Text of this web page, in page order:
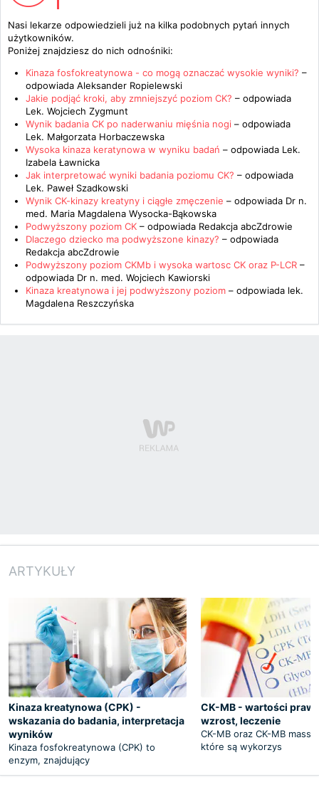
Nasi lekarze odpowiedzieli już na kilka podobnych pytań innych
użytkowników.
Poniżej znajdziesz do nich odnośniki:
Kinaza fosfokreatynowa - co mogą oznaczać wysokie wyniki? –
odpowiada Aleksander Ropielewski
Jakie podjąć kroki, aby zmniejszyć poziom CK? – odpowiada
Lek. Wojciech Zygmunt
Wynik badania CK po naderwaniu mięśnia nogi – odpowiada
Lek. Małgorzata Horbaczewska
Wysoka kinaza keratynowa w wyniku badań – odpowiada Lek.
Izabela Ławnicka
Jak interpretować wyniki badania poziomu CK? – odpowiada
Lek. Paweł Szadkowski
Wynik CK-kinazy kreatyny i ciągłe zmęczenie – odpowiada Dr n.
med. Maria Magdalena Wysocka-Bąkowska
Podwyższony poziom CK – odpowiada Redakcja abcZdrowie
Dlaczego dziecko ma podwyższone kinazy? – odpowiada
Redakcja abcZdrowie
Podwyższony poziom CKMb i wysoka wartosc CK oraz P-LCR –
odpowiada Dr n. med. Wojciech Kawiorski
Kinaza kreatynowa i jej podwyższony poziom – odpowiada lek.
Magdalena Reszczyńska
ARTYKUŁY
Kinaza kreatynowa (CPK) -
wskazania do badania, interpretacja
wyników
Kinaza fosfokreatynowa (CPK) to
enzym, znajdujący
CK-MB - wartości
wzrost, leczenie
CK-MB oraz CK-MB mass
które są wykorzys